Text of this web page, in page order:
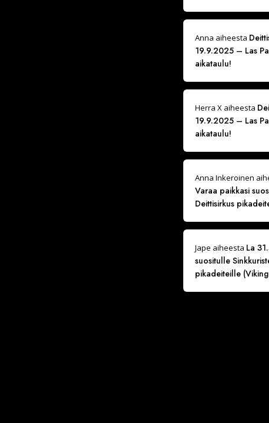
Anna aiheesta
19.9.2025 – Las
aikataulu!
Herra Xaiheesta
19.9.2025 – Las
aikataulu!
Anna Inkeroinen
Varaa paikkasi
Deittisirkus
Jape aiheesta La
suositulle
pikadeiteille